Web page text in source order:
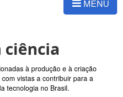
MENU
ciência
à produção e à criação
vistas a contribuir para a
tecnologia no Brasil.